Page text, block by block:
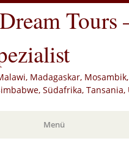
Tours
Madagaskar,
Südafrika, Tansania,
Menü